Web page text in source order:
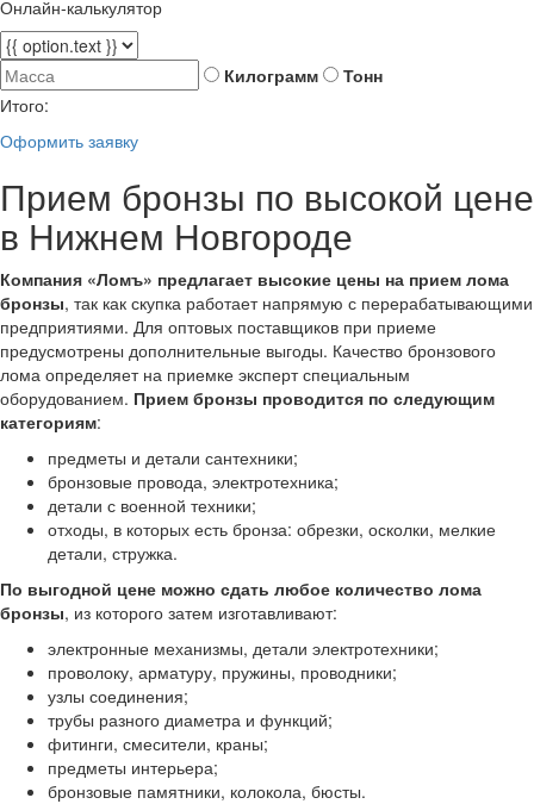
Онлайн-калькулятор
Килограмм
Тонн
Итого:
Оформить заявку
Прием бронзы по высокой цене
в Нижнем Новгороде
Компания «Ломъ» предлагает высокие цены на прием лома
бронзы, так как скупка работает напрямую с перерабатывающими
предприятиями. Для оптовых поставщиков при приеме
предусмотрены дополнительные выгоды. Качество бронзового
лома определяет на приемке эксперт специальным
оборудованием. Прием бронзы проводится по следующим
категориям:
предметы и детали сантехники;
бронзовые провода, электротехника;
детали с военной техники;
отходы, в которых есть бронза: обрезки, осколки, мелкие
детали, стружка.
По выгодной цене можно сдать любое количество лома
бронзы, из которого затем изготавливают:
электронные механизмы, детали электротехники;
проволоку, арматуру, пружины, проводники;
узлы соединения;
трубы разного диаметра и функций;
фитинги, смесители, краны;
предметы интерьера;
бронзовые памятники, колокола, бюсты.